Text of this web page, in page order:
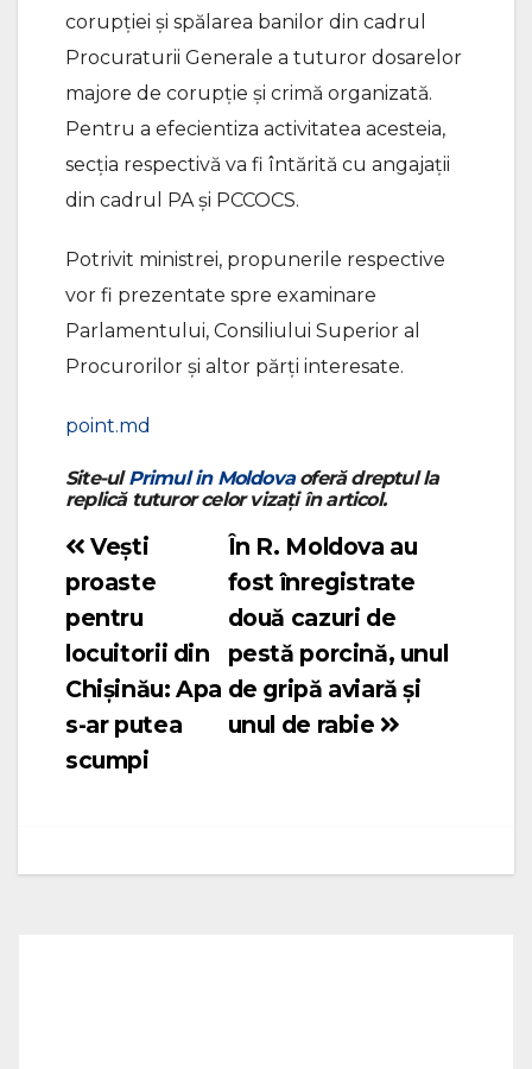
corupției și spălarea banilor din cadrul
Procuraturii Generale a tuturor dosarelor
majore de corupție și crimă organizată.
Pentru a efecientiza activitatea acesteia,
secția respectivă va fi întărită cu angajații
din cadrul PA și PCCOCS.
Potrivit ministrei, propunerile respective
vor fi prezentate spre examinare
Parlamentului, Consiliului Superior al
Procurorilor și altor părți interesate.
point.md
Site-ulPrimul in Moldovaoferă dreptul la
replică tuturor celor vizați în articol.
Navigare
în
articole
În R. Moldova au
fost înregistrate
două cazuri de
pestă porcină, unul
de gripă aviară și
unul de rabie
Vești
proaste
pentru
locuitorii din
Chișinău: Apa
s-ar putea
scumpi